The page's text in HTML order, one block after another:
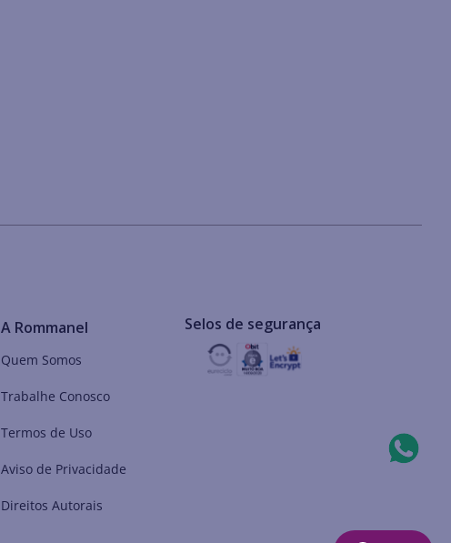
A Rommanel
Quem Somos
Trabalhe Conosco
Termos de Uso
Aviso de Privacidade
Direitos Autorais
Selos de segurança